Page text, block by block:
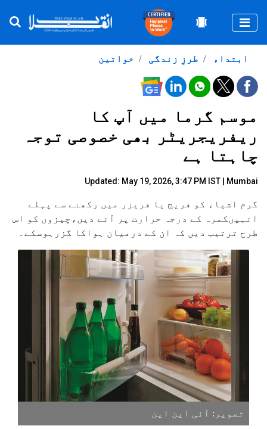
خواتین طرزِ زندگی ابتداء
موسم گرما میں آپ کا
ریفریجریٹر بھی خصوصی توجہ
چاہتا ہے
Updated: May 19, 2026, 3:47 PM IST | Mumbai
گرم اشیاء کو فریج یا فریزر میں رکھنے سے پہلے
انہیںکمرہ کے درجہ حرارت پر آنے دیں،چیزوں کو اس
طرح ترتیب دیں کہ ان کے درمیان ہواکا گزرہوسکے۔
تصویر: آئی این این